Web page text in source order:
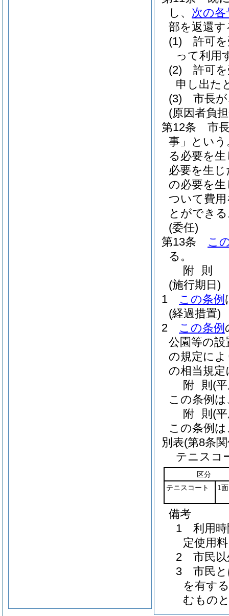
し、 次の各
部を返還
(1)
許可
って利用
(2)
許可
申し出た
(3)
市長
(原因者負
第12条
市
事」という
る必要を
必要を生
の必要を
ついて費
とができ
(委任)
第13条
こ
る。
附 則
(施行期日)
1
この条例
(経過措置)
2
この条例
公園等の
の規定に
の相当規
附 則 (
この条例
附 則 (
この条例
別表(第8条
テニスコ
区分
テニスコート
1面
備考
1 利用時
定使用
2 市民以
3 市民と
を有す
むもの